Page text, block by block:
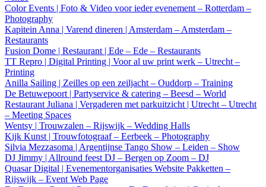
Color Events | Foto & Video voor ieder evenement – Rotterdam –
Photography
Kapitein Anna | Varend dineren | Amsterdam – Amsterdam –
Restaurants
Fusion Dome | Restaurant | Ede – Ede – Restaurants
TT Repro | Digital Printing | Voor al uw print werk – Utrecht –
Printing
Anilla Sailing | Zeilles op een zeiljacht – Ouddorp – Training
De Betuwepoort | Partyservice & catering – Beesd – World
Restaurant Juliana | Vergaderen met parkuitzicht | Utrecht – Utrecht
– Meeting Spaces
Wentsy | Trouwzalen – Rijswijk – Wedding Halls
Kijk Kunst | Trouwfotograaf – Eerbeek – Photography
Silvia Mezzasoma | Argentijnse Tango Show – Leiden – Show
DJ Jimmy | Allround feest DJ – Bergen op Zoom – DJ
Quasar Digital | Evenementorganisaties Website Pakketten –
Rijswijk – Event Web Page